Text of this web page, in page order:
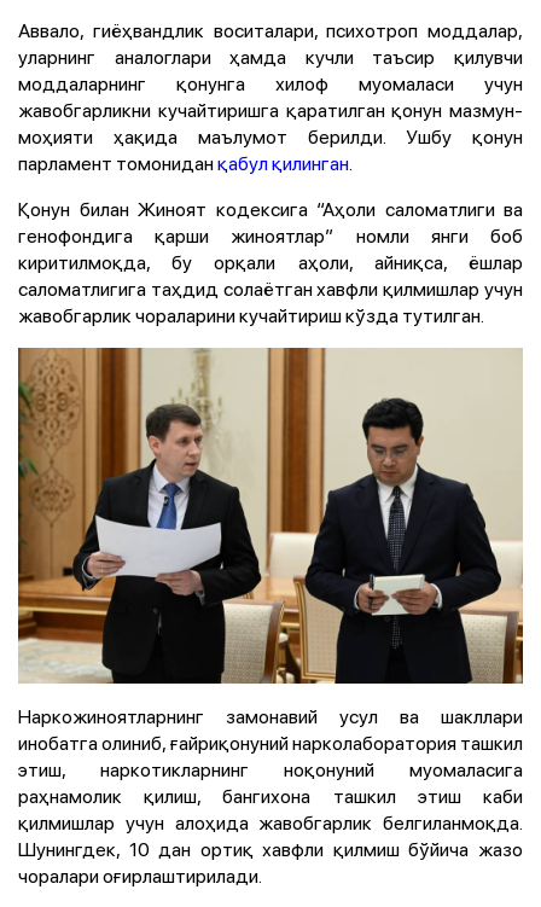
Аввало, гиёҳвандлик воситалари, психотроп моддалар,
уларнинг аналоглари ҳамда кучли таъсир қилувчи
моддаларнинг қонунга хилоф муомаласи учун
жавобгарликни кучайтиришга қаратилган қонун мазмун-
моҳияти ҳақида маълумот берилди. Ушбу қонун
парламент томониданқабул қилинган.
Қонун билан Жиноят кодексига “Аҳоли саломатлиги ва
генофондига қарши жиноятлар” номли янги боб
киритилмоқда, бу орқали аҳоли, айниқса, ёшлар
саломатлигига таҳдид солаётган хавфли қилмишлар учун
жавобгарлик чораларини кучайтириш кўзда тутилган.
Наркожиноятларнинг замонавий усул ва шакллари
инобатга олиниб, ғайриқонуний нарколаборатория ташкил
этиш, наркотикларнинг ноқонуний муомаласига
раҳнамолик қилиш, бангихона ташкил этиш каби
қилмишлар учун алоҳида жавобгарлик белгиланмоқда.
Шунингдек, 10 дан ортиқ хавфли қилмиш бўйича жазо
чоралари оғирлаштирилади.